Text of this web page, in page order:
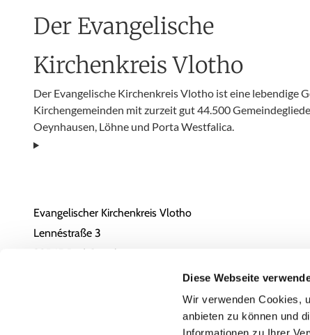
Diese Webseite
Wir verwenden Cookies,
anbieten zu können und
Der Evangelische
Kirchenkreis Vlotho
Der Evangelische Kirchenkreis Vlotho ist eine lebendige
Kirchengemeinden mit zurzeit gut 44.500
Oeynhausen, Löhne und Porta Westfalica.
Evangelischer Kirchenkreis Vlotho
Lennéstraße 3
32545 Bad Oeynhausen